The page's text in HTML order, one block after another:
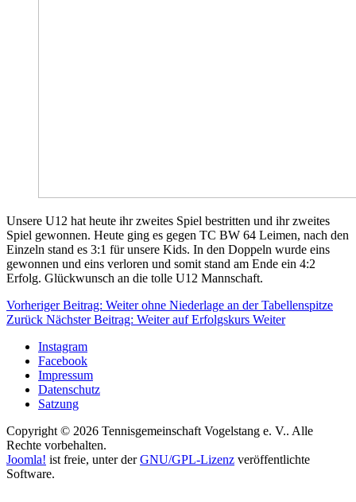
Unsere U12 hat heute ihr zweites Spiel bestritten und ihr zweites
Spiel gewonnen. Heute ging es gegen TC BW 64 Leimen, nach den
Einzeln stand es 3:1 für unsere Kids. In den Doppeln wurde eins
gewonnen und eins verloren und somit stand am Ende ein 4:2
Erfolg. Glückwunsch an die tolle U12 Mannschaft.
Vorheriger Beitrag: Weiter ohne Niederlage an der Tabellenspitze
Zurück Nächster Beitrag: Weiter auf Erfolgskurs Weiter
Instagram
Facebook
Impressum
Datenschutz
Satzung
Copyright © 2026 Tennisgemeinschaft Vogelstang e. V.. Alle
Rechte vorbehalten.
Joomla! ist freie, unter derGNU/GPL-Lizenz veröffentlichte
Software.